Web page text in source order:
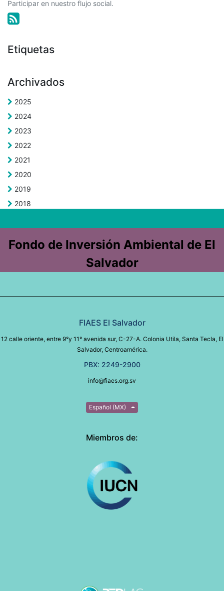
Participar en nuestro flujo social.
Etiquetas
Archivados
2025
2024
2023
2022
2021
2020
2019
2018
Fondo de Inversión Ambiental de El
Salvador
FIAES El Salvador
12 calle oriente, entre 9°y 11° avenida sur, C-27-A. Colonia Utila, Santa Tecla, El
Salvador, Centroamérica.
PBX: 2249-2900
info@fiaes.org.sv
Español (MX)
Miembros de: